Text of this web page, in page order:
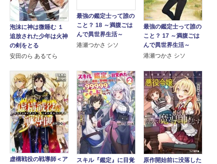
泡沫に神は微睡む １
追放された少年は火神
の剣をとる
安田のら あるてら
最強の鑑定士って誰の
こと？ 18 ～満腹ごは
んで異世界生活～
港瀬つかさ シソ
最強の鑑定士って誰の
こと？ 17 ～満腹ごは
んで異世界生活～
港瀬つかさ シソ
虚構戦役の戦導師＜ア
スキル『鑑定』に目覚
原作開始前に没落した